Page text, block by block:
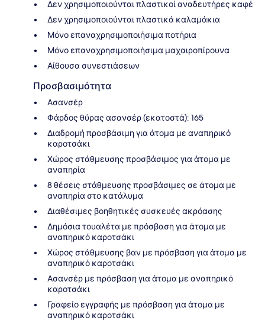
Δεν χρησιμοποιούνται πλαστικοί αναδευτήρες καφέ
Δεν χρησιμοποιούνται πλαστικά καλαμάκια
Μόνο επαναχρησιμοποιήσιμα ποτήρια
Μόνο επαναχρησιμοποιήσιμα μαχαιροπίρουνα
Αίθουσα συνεστιάσεων
Προσβασιμότητα
Ασανσέρ
Φάρδος θύρας ασανσέρ (εκατοστά): 165
Διαδρομή προσβάσιμη για άτομα με αναπηρικό
καροτσάκι
Χώρος στάθμευσης προσβάσιμος για άτομα με
αναπηρία
8 θέσεις στάθμευσης προσβάσιμες σε άτομα με
αναπηρία στο κατάλυμα
Διαθέσιμες βοηθητικές συσκευές ακρόασης
Δημόσια τουαλέτα με πρόσβαση για άτομα με
αναπηρικό καροτσάκι
Χώρος στάθμευσης βαν με πρόσβαση για άτομα με
αναπηρικό καροτσάκι
Ασανσέρ με πρόσβαση για άτομα με αναπηρικό
καροτσάκι
Γραφείο εγγραφής με πρόσβαση για άτομα με
αναπηρικό καροτσάκι